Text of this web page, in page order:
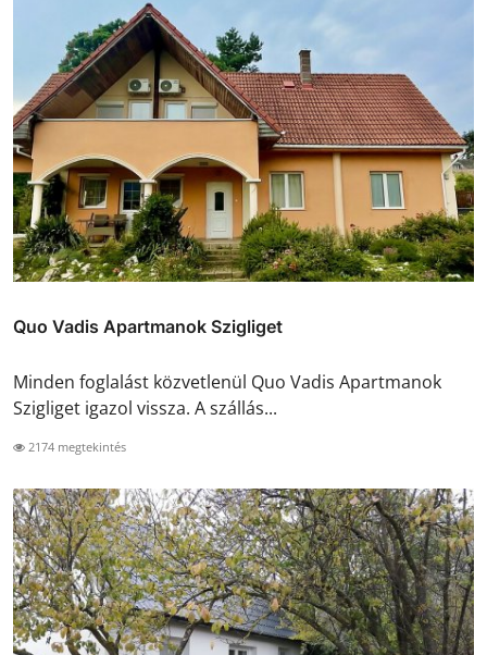
Quo Vadis Apartmanok Szigliget
Minden foglalást közvetlenül Quo Vadis Apartmanok
Szigliget igazol vissza. A szállás...
2174 megtekintés